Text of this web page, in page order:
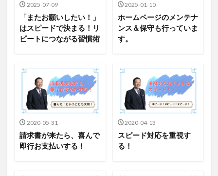
2025-07-09
「またお願いしたい！」
はスピードで決まる！リ
ピートにつながる習慣術
2025-01-10
ホームページのメンテナ
ンス＆保守も行っていま
す。
2020-05-31
請求書が来たら、喜んで
即行お支払いする！
2020-04-13
スピード対応を重視す
る！